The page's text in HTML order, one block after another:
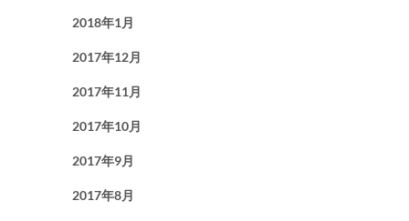
2018年1月
2017年12月
2017年11月
2017年10月
2017年9月
2017年8月